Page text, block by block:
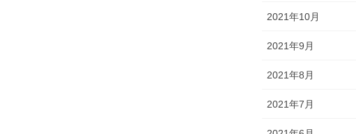
2021年10月
2021年9月
2021年8月
2021年7月